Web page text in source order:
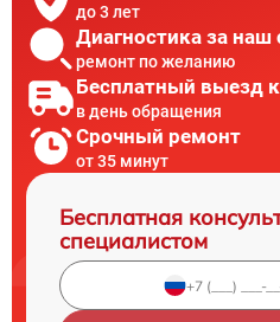
до 3 лет
Диагностика за наш
ремонт по желанию
Бесплатный выезд
в день обращения
Срочный ремонт
от 35 минут
Бесплатная
специалистом